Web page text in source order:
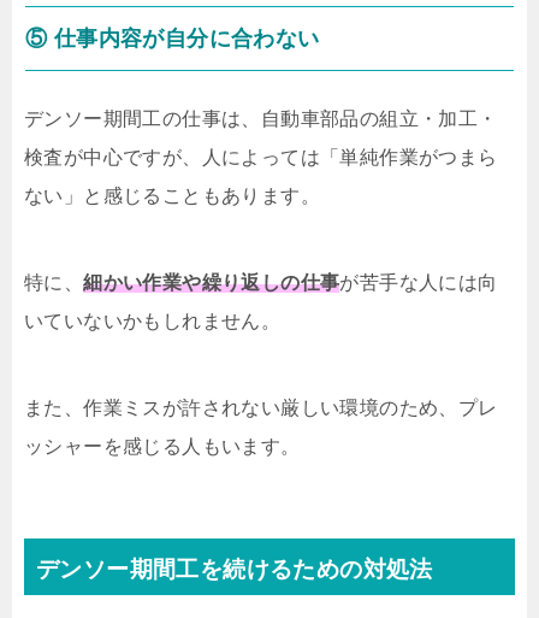
⑤ 仕事内容が自分に合わない
デンソー期間工の仕事は、自動車部品の組立・加工・
検査が中心ですが、人によっては「単純作業がつまら
ない」と感じることもあります。
特に、細かい作業や繰り返しの仕事が苦手な人には向
いていないかもしれません。
また、作業ミスが許されない厳しい環境のため、プレ
ッシャーを感じる人もいます。
デンソー期間工を続けるための対処法